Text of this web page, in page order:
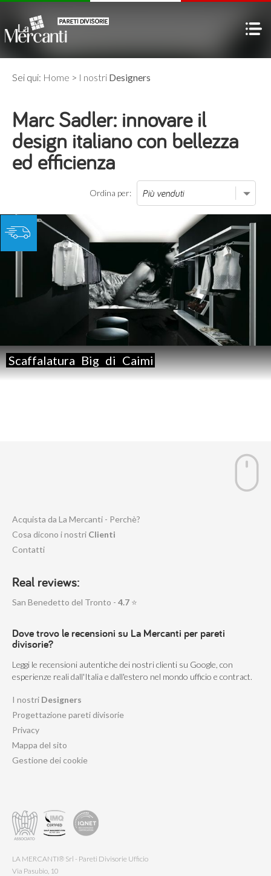
Sei qui: Home > I nostri Designers
Marc Sadler: innovare il
design italiano con bellezza
ed efficienza
Ordina per:
Scaffalatura Big di Caimi
Acquista da La Mercanti - Perchè?
Cosa dicono i nostri Clienti
Contatti
Real reviews:
San Benedetto del Tronto - 4.7 ⭐
Dove trovo le recensioni su La Mercanti per pareti
divisorie?
Leggi le recensioni autentiche dei nostri clienti su Google, con
esperienze reali dall'Italia e dall'estero nel mondo ufficio e contract.
I nostri Designers
Progettazione pareti divisorie
Privacy
Mappa del sito
Gestione dei cookie
LA MERCANTI® Srl - Pareti Divisorie Ufficio
Via Pasubio, 10